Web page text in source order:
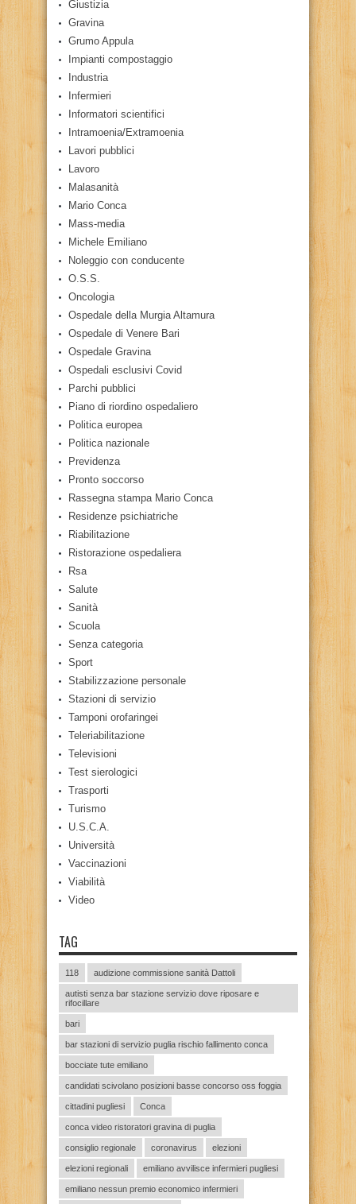
Giustizia
Gravina
Grumo Appula
Impianti compostaggio
Industria
Infermieri
Informatori scientifici
Intramoenia/Extramoenia
Lavori pubblici
Lavoro
Malasanità
Mario Conca
Mass-media
Michele Emiliano
Noleggio con conducente
O.S.S.
Oncologia
Ospedale della Murgia Altamura
Ospedale di Venere Bari
Ospedale Gravina
Ospedali esclusivi Covid
Parchi pubblici
Piano di riordino ospedaliero
Politica europea
Politica nazionale
Previdenza
Pronto soccorso
Rassegna stampa Mario Conca
Residenze psichiatriche
Riabilitazione
Ristorazione ospedaliera
Rsa
Salute
Sanità
Scuola
Senza categoria
Sport
Stabilizzazione personale
Stazioni di servizio
Tamponi orofaringei
Teleriabilitazione
Televisioni
Test sierologici
Trasporti
Turismo
U.S.C.A.
Università
Vaccinazioni
Viabilità
Video
TAG
118 audizione commissione sanità Dattoli
autisti senza bar stazione servizio dove riposare e
rifocillare
bari
bar stazioni di servizio puglia rischio fallimento conca
bocciate tute emiliano
candidati scivolano posizioni basse concorso oss foggia
cittadini pugliesi Conca
conca video ristoratori gravina di puglia
consiglio regionale coronavirus elezioni
elezioni regionali emiliano avvilisce infermieri pugliesi
emiliano nessun premio economico infermieri